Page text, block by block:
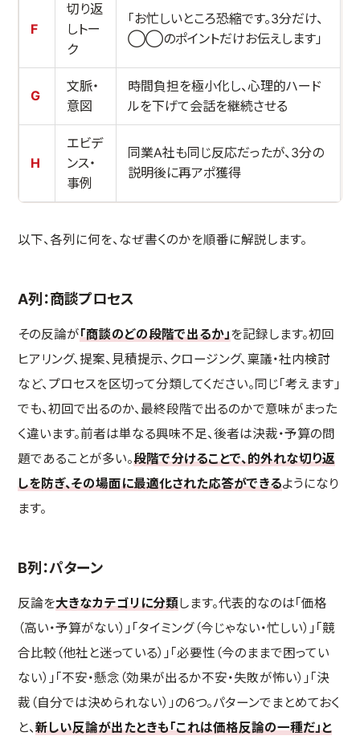
F
切り返
しトー
ク
「お忙しいところ恐縮です。3分だけ、
◯◯のポイントだけお伝えします」
G
文脈・
意図
時間負担を極小化し、心理的ハード
ルを下げて会話を継続させる
H
エビデ
ンス・
事例
同業A社も同じ反応だったが、3分の
説明後に再アポ獲得
以下、各列に何を、なぜ書くのかを順番に解説します。
A列：商談プロセス
その反論が「商談のどの段階で出るか」を記録します。初回
ヒアリング、提案、見積提示、クロージング、稟議・社内検討
など、プロセスを区切って分類してください。同じ「考えます」
でも、初回で出るのか、最終段階で出るのかで意味がまった
く違います。前者は単なる興味不足、後者は決裁・予算の問
題であることが多い。段階で分けることで、的外れな切り返
しを防ぎ、その場面に最適化された応答ができるようになり
ます。
B列：パターン
反論を大きなカテゴリに分類します。代表的なのは「価格
（高い・予算がない）」「タイミング（今じゃない・忙しい）」「競
合比較（他社と迷っている）」「必要性（今のままで困ってい
ない）」「不安・懸念（効果が出るか不安・失敗が怖い）」「決
裁（自分では決められない）」の6つ。パターンでまとめておく
と、新しい反論が出たときも「これは価格反論の一種だ」と